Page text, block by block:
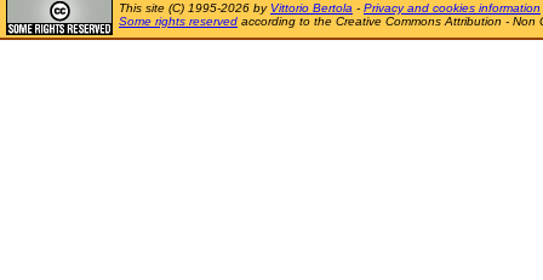
This site (C) 1995-2026 by Vittorio Bertola - Privacy and cookies information
Some rights reserved according to the Creative Commons Attribution - Non